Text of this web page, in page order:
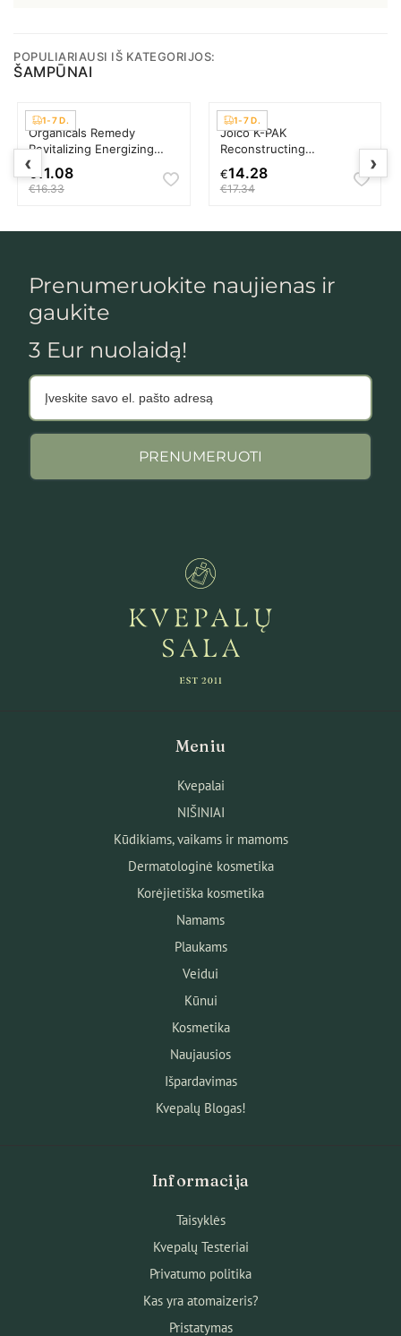
POPULIARIAUSI IŠ KATEGORIJOS:
ŠAMPŪNAI
1-7 D.
Organicals Remedy
Revitalizing Energizing
Shampoo Plaukų
šampūnas Moterims
€11.08
€16.33
1-7 D.
Joico K-PAK
Reconstructing
Conditioner Plaukų
kondicionierius Unisex
€14.28
€17.34
‹ ›
Prenumeruokite naujienas ir
gaukite
3 Eur nuolaidą!
PRENUMERUOTI
Meniu
Kvepalai
NIŠINIAI
Kūdikiams, vaikams ir mamoms
Dermatologinė kosmetika
Korėjietiška kosmetika
Namams
Plaukams
Veidui
Kūnui
Kosmetika
Naujausios
Išpardavimas
Kvepalų Blogas!
Informacija
Taisyklės
Kvepalų Testeriai
Privatumo politika
Kas yra atomaizeris?
Pristatymas